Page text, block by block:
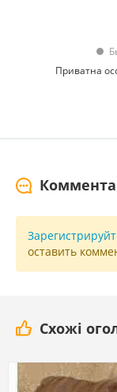
Приватна
оставить
Схожі